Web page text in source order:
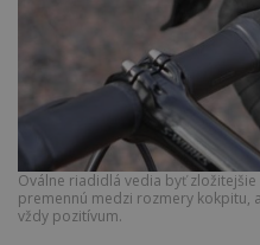
Oválne riadidlá vedia byť
premennú medzi rozmery kokpitu,
vždy pozitívum.